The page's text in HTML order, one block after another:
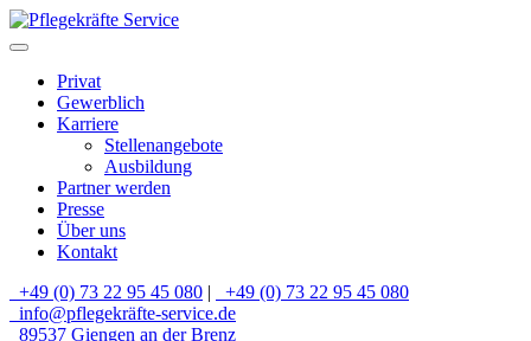
Privat
Gewerblich
Karriere
Stellenangebote
Ausbildung
Partner werden
Presse
Über uns
Kontakt
+49 (0) 73 22 95 45 080 |
+49 (0) 73 22 95 45 080
info@pflegekräfte-service.de
89537 Giengen an der Brenz